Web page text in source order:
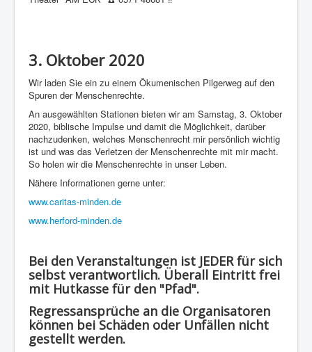
3. Oktober 2020
Wir laden Sie ein zu einem Ökumenischen Pilgerweg auf den
Spuren der Menschenrechte.
An ausgewählten Stationen bieten wir am Samstag, 3. Oktober
2020, biblische Impulse und damit die Möglichkeit, darüber
nachzudenken, welches Menschenrecht mir persönlich wichtig
ist und was das Verletzen der Menschenrechte mit mir macht.
So holen wir die Menschenrechte in unser Leben.
Nähere Informationen gerne unter:
www.caritas-minden.de
www.herford-minden.de
Bei den Veranstaltungen ist JEDER für sich
selbst verantwortlich. Überall Eintritt frei
mit Hutkasse für den "Pfad".
Regressansprüche an die Organisatoren
können bei Schäden oder Unfällen nicht
gestellt werden.